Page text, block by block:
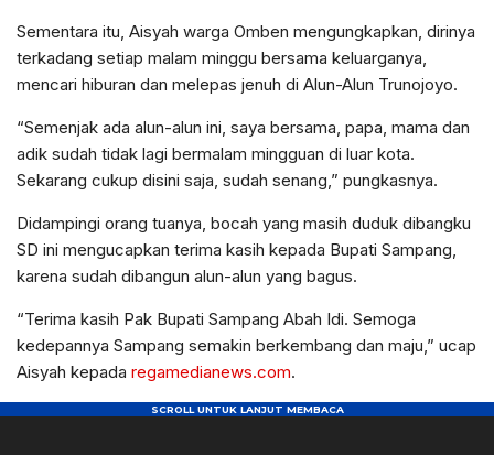
Sementara itu, Aisyah warga Omben mengungkapkan, dirinya
terkadang setiap malam minggu bersama keluarganya,
mencari hiburan dan melepas jenuh di Alun-Alun Trunojoyo.
“Semenjak ada alun-alun ini, saya bersama, papa, mama dan
adik sudah tidak lagi bermalam mingguan di luar kota.
Sekarang cukup disini saja, sudah senang,” pungkasnya.
Didampingi orang tuanya, bocah yang masih duduk dibangku
SD ini mengucapkan terima kasih kepada Bupati Sampang,
karena sudah dibangun alun-alun yang bagus.
“Terima kasih Pak Bupati Sampang Abah Idi. Semoga
kedepannya Sampang semakin berkembang dan maju,” ucap
Aisyah kepada regamedianews.com.